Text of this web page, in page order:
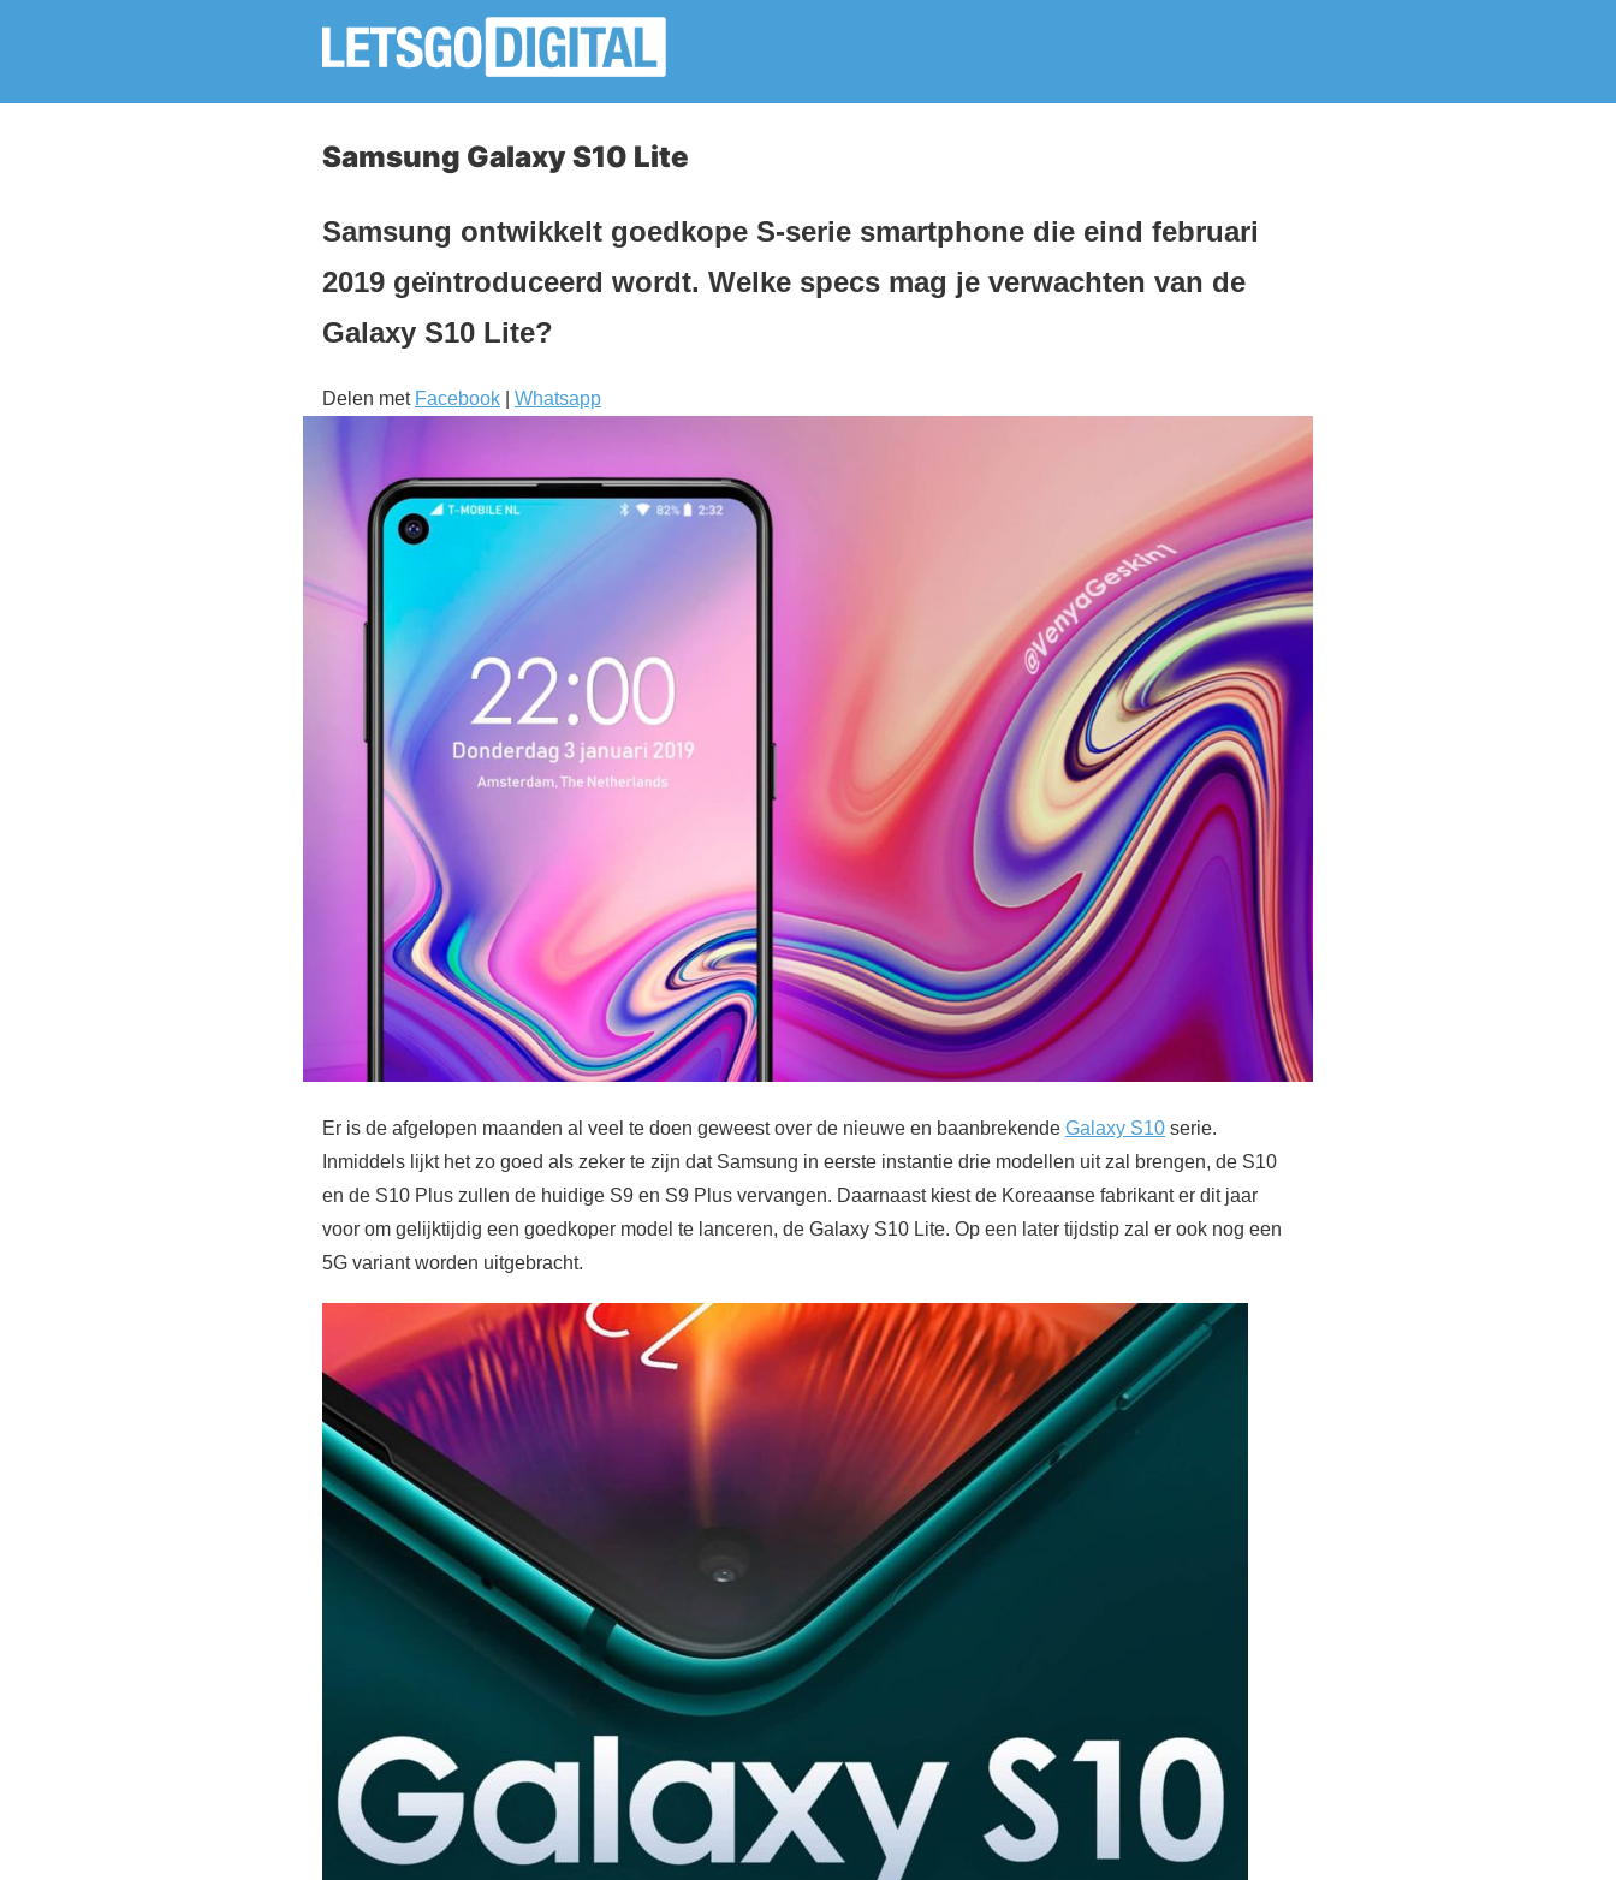
Samsung Galaxy S10 Lite
Samsung ontwikkelt goedkope S-serie smartphone die eind februari
2019 geïntroduceerd wordt. Welke specs mag je verwachten van de
Galaxy S10 Lite?
Delen met Facebook Whatsapp
Er is de afgelopen maanden al veel te doen geweest over de nieuwe en baanbrekende Galaxy S10 serie.
Inmiddels lijkt het zo goed als zeker te zijn dat Samsung in eerste instantie drie modellen uit zal brengen, de S10
en de S10 Plus zullen de huidige S9 en S9 Plus vervangen. Daarnaast kiest de Koreaanse fabrikant er dit jaar
voor om gelijktijdig een goedkoper model te lanceren, de Galaxy S10 Lite. Op een later tijdstip zal er ook nog een
5G variant worden uitgebracht.